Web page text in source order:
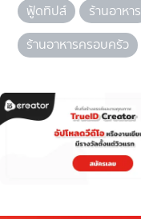
ฟู้ดทิปส์
ร้านอาหาร
ร้านอาหารครอบครัว